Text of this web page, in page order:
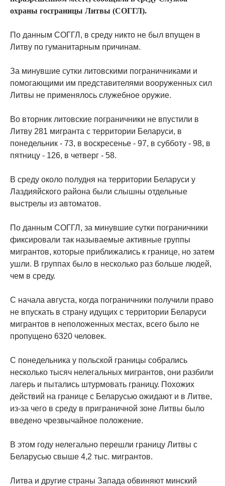
охраны госграницы Литвы (СОГГЛ).
По данным СОГГЛ, в среду никто не был впущен в
Литву по гуманитарным причинам.
За минувшие сутки литовскими пограничниками и
помогающими им представителями вооруженных сил
Литвы не применялось служебное оружие.
Во вторник литовские пограничники не впустили в
Литву 281 мигранта с территории Беларуси, в
понедельник - 73, в воскресенье - 97, в субботу - 98, в
пятницу - 126, в четверг - 58.
В среду около полудня на территории Беларуси у
Лаздияйского района были слышны отдельные
выстрелы из автоматов.
По данным СОГГЛ, за минувшие сутки пограничники
фиксировали так называемые активные группы
мигрантов, которые приближались к границе, но затем
ушли. В группах было в несколько раз больше людей,
чем в среду.
С начала августа, когда пограничники получили право
не впускать в страну идущих с территории Беларуси
мигрантов в неположенных местах, всего было не
пропущено 6320 человек.
С понедельника у польской границы собрались
несколько тысяч нелегальных мигрантов, они разбили
лагерь и пытались штурмовать границу. Похожих
действий на границе с Беларусью ожидают и в Литве,
из-за чего в среду в приграничной зоне Литвы было
введено чрезвычайное положение.
В этом году нелегально перешли границу Литвы с
Беларусью свыше 4,2 тыс. мигрантов.
Литва и другие страны Запада обвиняют минский